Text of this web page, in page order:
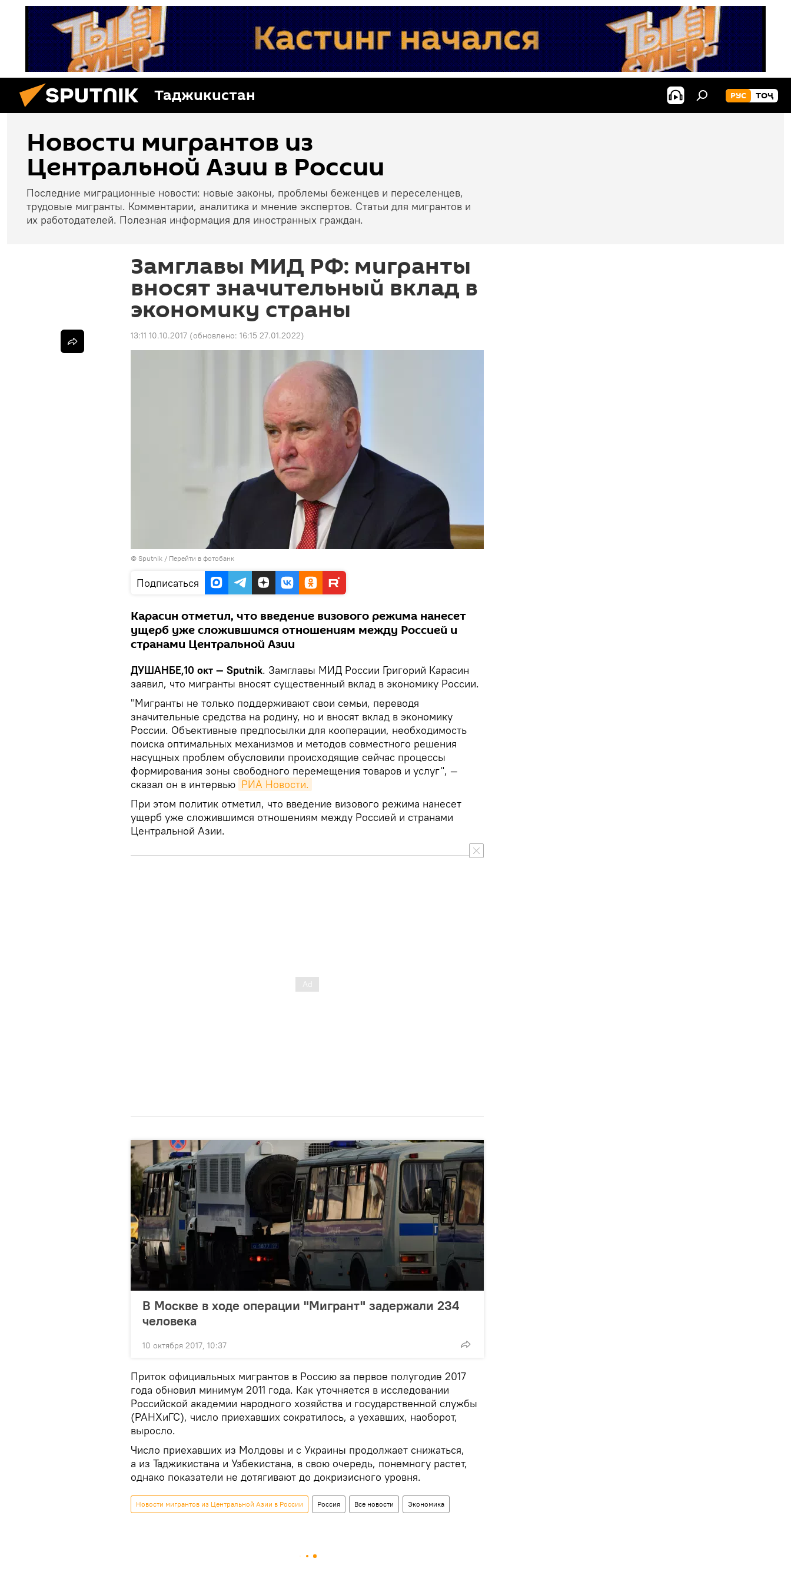
Таджикистан РУС ТОҶ
Новости мигрантов из
Центральной Азии в России
Последние миграционные новости: новые законы, проблемы беженцев и переселенцев,
трудовые мигранты. Комментарии, аналитика и мнение экспертов. Статьи для мигрантов и
их работодателей. Полезная информация для иностранных граждан.
Замглавы МИД РФ: мигранты
вносят значительный вклад в
экономику страны
13:11 10.10.2017 (обновлено: 16:15 27.01.2022)
© Sputnik / Перейти в фотобанк
Подписаться
Карасин отметил, что введение визового режима нанесет
ущерб уже сложившимся отношениям между Россией и
странами Центральной Азии
ДУШАНБЕ,10 окт — Sputnik. Замглавы МИД России Григорий Карасин
заявил, что мигранты вносят существенный вклад в экономику России.
"Мигранты не только поддерживают свои семьи, переводя
значительные средства на родину, но и вносят вклад в экономику
России. Объективные предпосылки для кооперации, необходимость
поиска оптимальных механизмов и методов совместного решения
насущных проблем обусловили происходящие сейчас процессы
формирования зоны свободного перемещения товаров и услуг", —
сказал он в интервью РИА Новости.
При этом политик отметил, что введение визового режима нанесет
ущерб уже сложившимся отношениям между Россией и странами
Центральной Азии.
В Москве в ходе операции "Мигрант" задержали 234
человека
10 октября 2017, 10:37
Приток официальных мигрантов в Россию за первое полугодие 2017
года обновил минимум 2011 года. Как уточняется в исследовании
Российской академии народного хозяйства и государственной службы
(РАНХиГС), число приехавших сократилось, а уехавших, наоборот,
выросло.
Число приехавших из Молдовы и с Украины продолжает снижаться,
а из Таджикистана и Узбекистана, в свою очередь, понемногу растет,
однако показатели не дотягивают до докризисного уровня.
Новости мигрантов из Центральной Азии в России Россия Все новости Экономика